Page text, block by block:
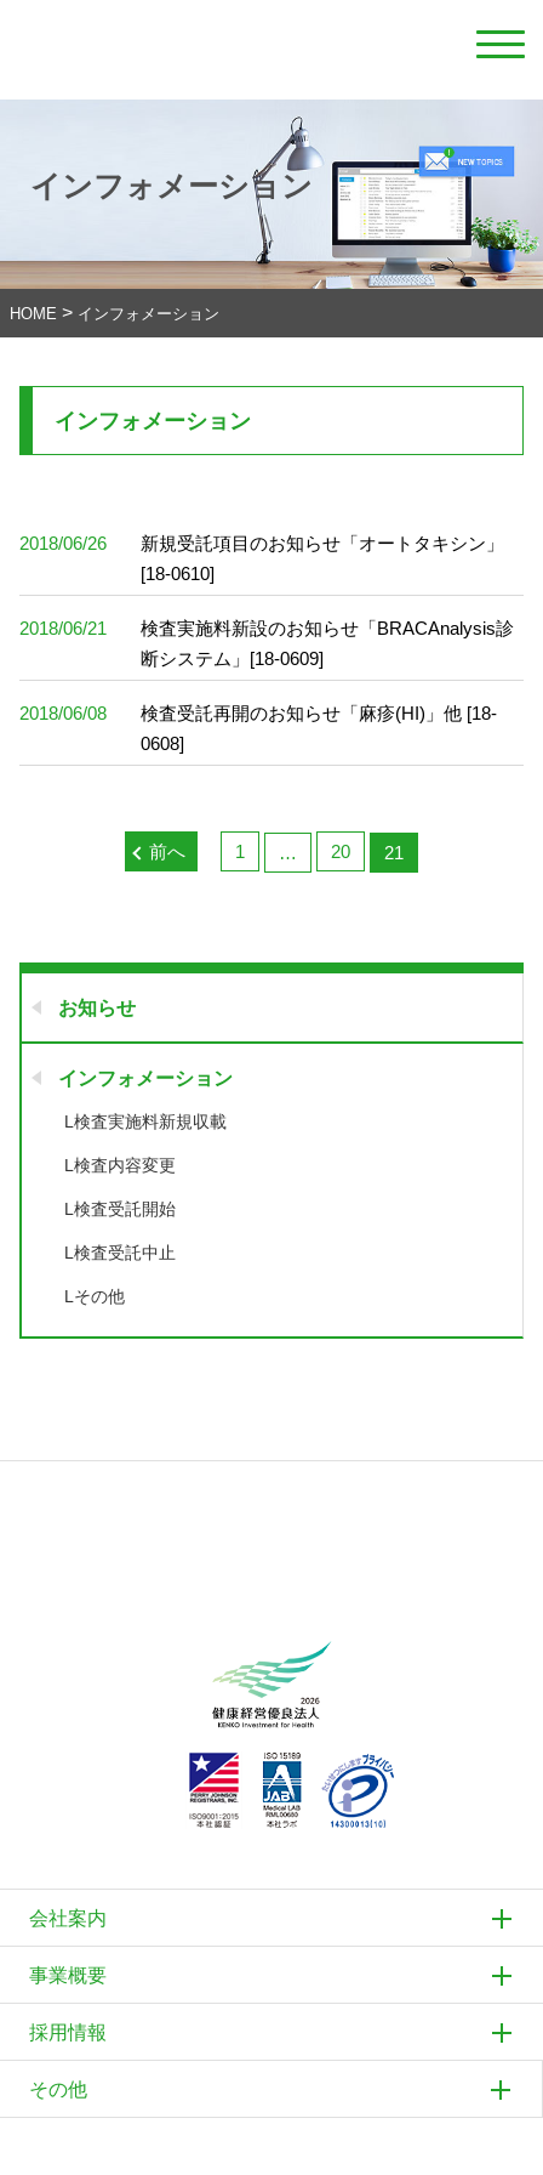
インフォメーション
HOME > インフォメーション
インフォメーション
2018/06/26
新規受託項目のお知らせ「オートタキシン」
[18-0610]
2018/06/21
検査実施料新設のお知らせ「BRACAnalysis診
断システム」[18-0609]
2018/06/08
検査受託再開のお知らせ「麻疹(HI)」他 [18-
0608]
前へ 1 … 20 21
お知らせ
インフォメーション
L検査実施料新規収載
L検査内容変更
L検査受託開始
L検査受託中止
Lその他
会社案内
事業概要
採用情報
その他